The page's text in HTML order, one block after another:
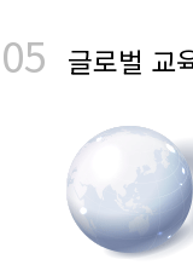
05 글로벌 교